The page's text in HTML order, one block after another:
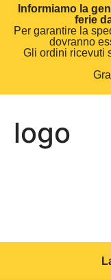
Informiamo la
ferie
Per garantire la
dovranno
Gli ordini ricevuti
logo